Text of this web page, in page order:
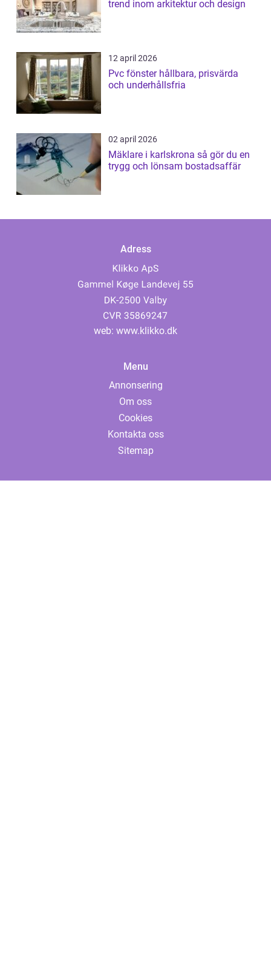
trend inom arkitektur och design
12 april 2026
Pvc fönster hållbara, prisvärda
och underhållsfria
02 april 2026
Mäklare i karlskrona så gör du en
trygg och lönsam bostadsaffär
Adress
web: www.klikko.dk
Menu
Annonsering
Om oss
Cookies
Kontakta oss
Sitemap